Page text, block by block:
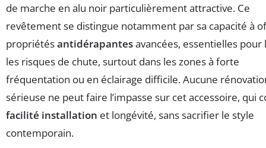
de marche en alu noir particulièrement attractive. Ce
revêtement se distingue notamment par sa capacité à
propriétésantidérapantesavancées, essentielles
les risques de chute, surtout dans les zones à forte
fréquentation ou en éclairage difficile. Aucune
sérieuse ne peut faire l’impasse sur cet accessoire, qui
facilité installation et longévité, sans sacrifier le style
contemporain.